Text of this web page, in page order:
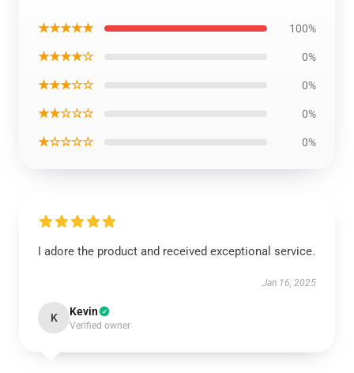
★★★★★ 100%
★★★★☆ 0%
★★★☆☆ 0%
★★☆☆☆ 0%
★☆☆☆☆ 0%
I adore the product and received exceptional service.
Jan 16, 2025
K Kevin
Verified owner